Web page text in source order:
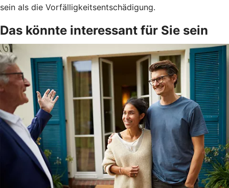
sein als die Vorfälligkeitsentschädigung.
Das könnte interessant für Sie sein